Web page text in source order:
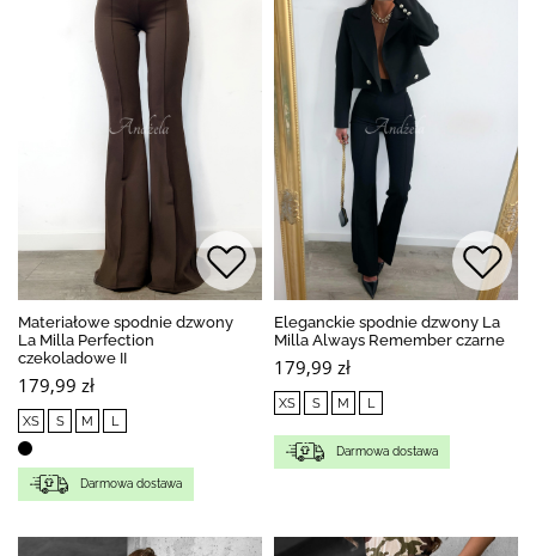
Materiałowe spodnie dzwony
La Milla Perfection
czekoladowe II
179,99 zł
XS S M L
Darmowa dostawa
Eleganckie spodnie dzwony La
Milla Always Remember czarne
179,99 zł
XS S M L
Darmowa dostawa